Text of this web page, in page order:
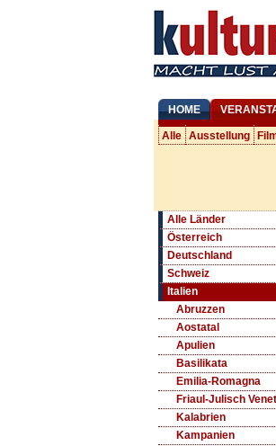
HOME
Alle Ausstellung
Alle Länder
Österreich
Deutschland
Schweiz
Italien
Abruzzen
Aostatal
Apulien
Basilikata
Emilia-Romagna
Friaul-Julisch
Kalabrien
Kampanien